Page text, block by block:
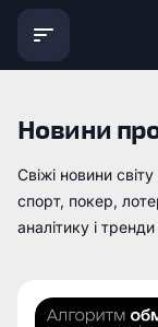
Новини
Свіжі новини
спорт, покер,
аналітику і тренди